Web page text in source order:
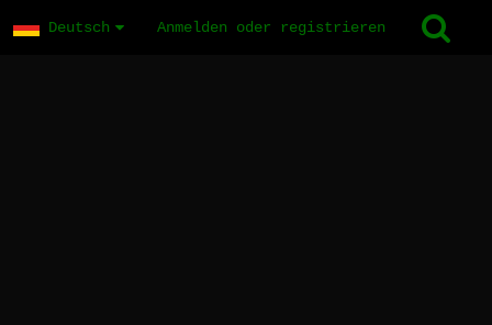
Deutsch Anmelden oder registrieren